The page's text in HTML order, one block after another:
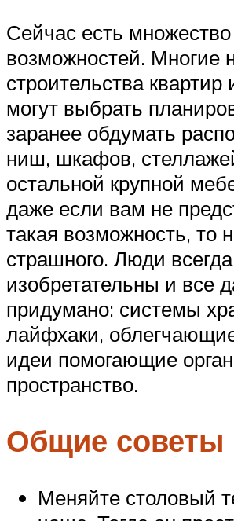
Сейчас есть множество
возможностей. Многие
строительства квартир
могут выбрать
заранее обдумать
ниш, шкафов,
остальной крупной
даже если вам не
такая возможность, то
страшного. Люди
изобретательны и все
придумано: системы
лайфхаки,
идеи помогающие
пространство.
Общие советы
Меняйте столовый